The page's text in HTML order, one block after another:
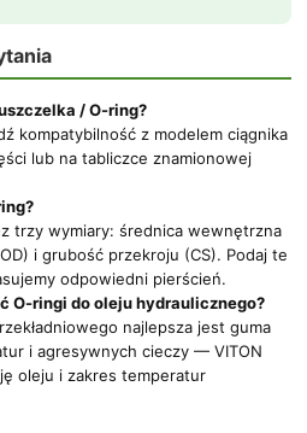
/ O-ring?
kompatybilność z modelem ciągnika
lub na tabliczce znamionowej
trzy wymiary: średnica wewnętrzna
i grubość przekroju (CS). Podaj te
odpowiedni pierścień.
O-ringi do oleju hydraulicznego?
najlepsza jest guma
i agresywnych cieczy — VITON
oleju i zakres temperatur